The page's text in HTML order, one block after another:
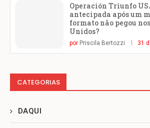
Operación Triunfo
antecipada após um
formato não pegou
Unidos?
por Priscila Bertozzi 31
CATEGORIAS
DAQUI